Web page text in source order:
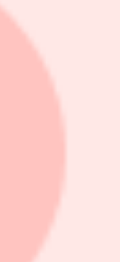
Stoves har de fått en
förbättring kvartal för
tillförsikt. Den stabila
av det ovansagda, är